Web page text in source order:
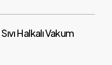
Halkalı Vakum